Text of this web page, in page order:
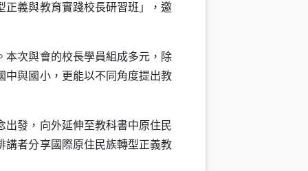
義與教育實踐校長研習班」，邀
次與會的校長學員組成多元，除
中與國小，更能以不同角度提出教
發，向外延伸至教科書中原住民
講者分享國際原住民族轉型正義教